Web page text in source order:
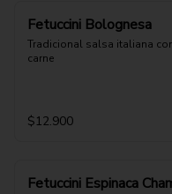
Fetuccini Bolognesa
Tradicional salsa italiana
carne
$12.900
Fetuccini Espinaca